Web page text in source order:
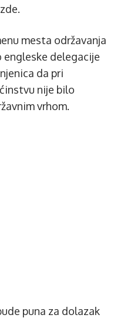
mesta održavanja
delegacije
da pri
nije bilo
vrhom.
puna za dolazak